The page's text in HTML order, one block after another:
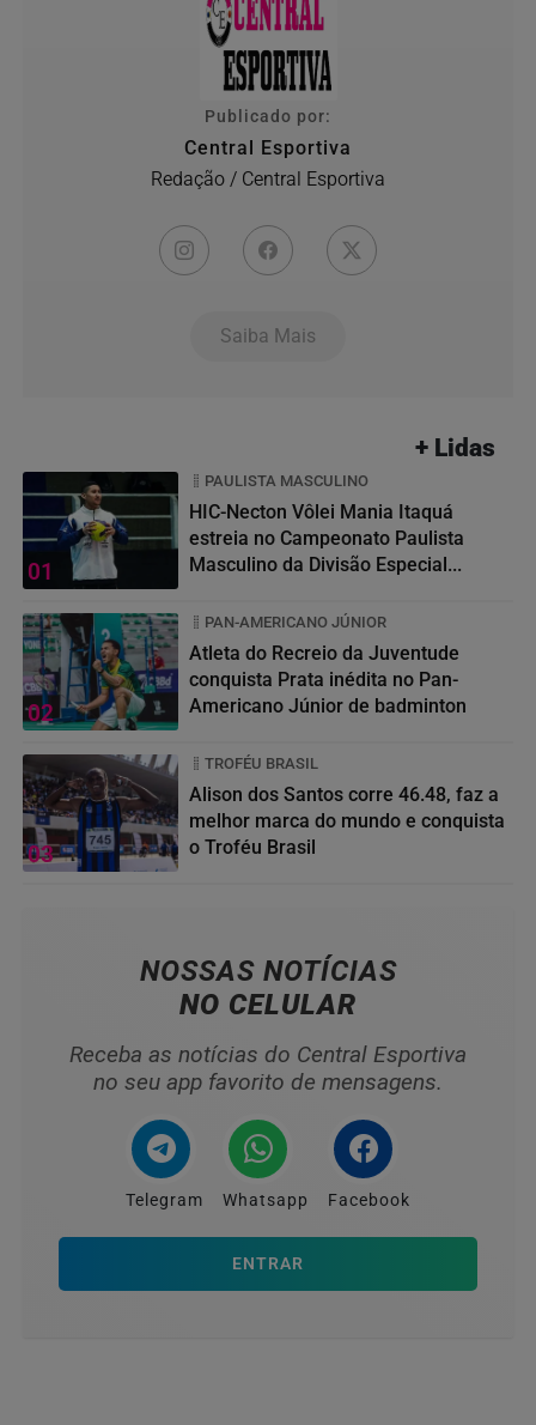
Publicado por:
Central Esportiva
Redação / Central Esportiva
Saiba Mais
+ Lidas
01
PAULISTA MASCULINO
HIC-Necton Vôlei Mania Itaquá
estreia no Campeonato Paulista
Masculino da Divisão Especial...
02
PAN-AMERICANO JÚNIOR
Atleta do Recreio da Juventude
conquista Prata inédita no Pan-
Americano Júnior de badminton
03
TROFÉU BRASIL
Alison dos Santos corre 46.48, faz a
melhor marca do mundo e conquista
o Troféu Brasil
NOSSAS NOTÍCIAS
NO CELULAR
Receba as notícias do Central Esportiva
no seu app favorito de mensagens.
Telegram Whatsapp Facebook
ENTRAR